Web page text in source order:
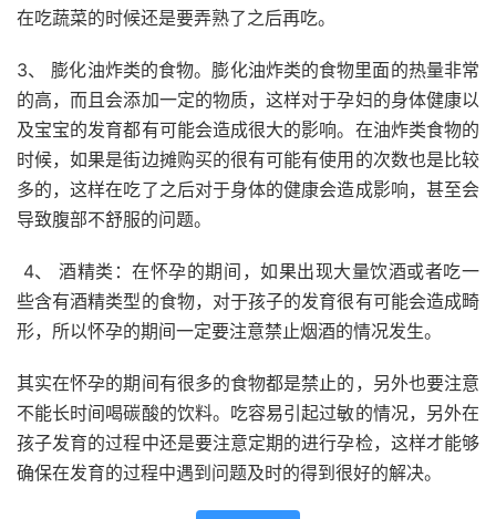
在吃蔬菜的时候还是要弄熟了之后再吃。
3、 膨化油炸类的食物。膨化油炸类的食物里面的热量非常
的高，而且会添加一定的物质，这样对于孕妇的身体健康以
及宝宝的发育都有可能会造成很大的影响。在油炸类食物的
时候，如果是街边摊购买的很有可能有使用的次数也是比较
多的，这样在吃了之后对于身体的健康会造成影响，甚至会
导致腹部不舒服的问题。
4、 酒精类：在怀孕的期间，如果出现大量饮酒或者吃一
些含有酒精类型的食物，对于孩子的发育很有可能会造成畸
形，所以怀孕的期间一定要注意禁止烟酒的情况发生。
其实在怀孕的期间有很多的食物都是禁止的，另外也要注意
不能长时间喝碳酸的饮料。吃容易引起过敏的情况，另外在
孩子发育的过程中还是要注意定期的进行孕检，这样才能够
确保在发育的过程中遇到问题及时的得到很好的解决。